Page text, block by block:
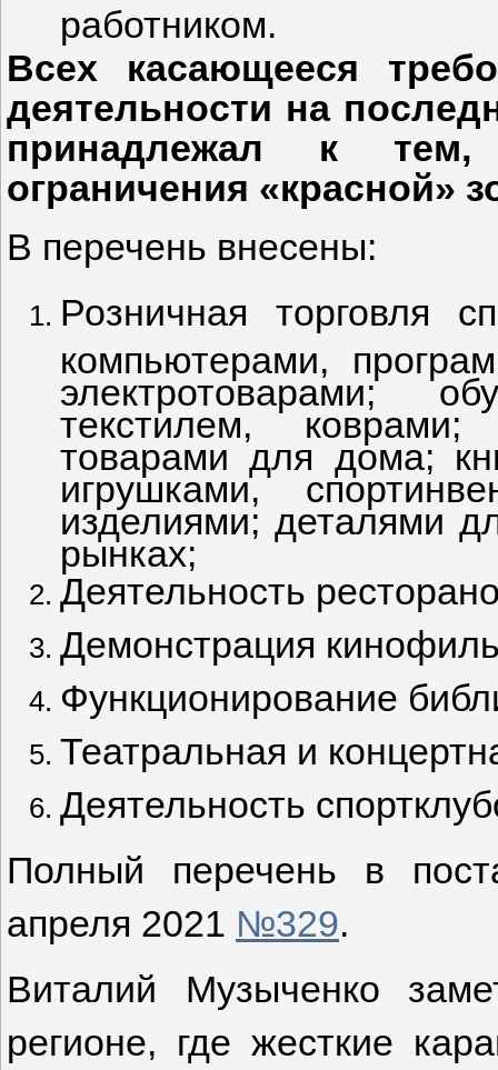
работником.
Всех касающееся
деятельности на
принадлежал к
ограничения «красной»
В перечень внесены:
Розничная торговля
компьютерами,
электротоварами;
текстилем, коврами;
товарами для дома;
игрушками,
изделиями; деталями
рынках;
Деятельность
Демонстрация
Функционирование
Театральная и
Деятельность
Полный перечень в
апреля 2021 №329.
Виталий Музыченко
регионе, где жесткие